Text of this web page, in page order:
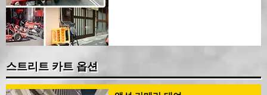
스트리트 카트 옵션